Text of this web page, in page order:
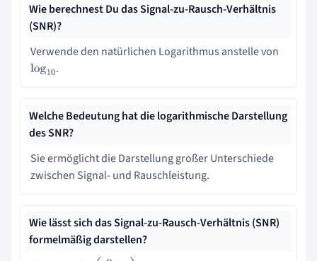
Wie berechnest Du das Signal-zu-Rausch-Verhältnis
(SNR)?
Verwende den natürlichen Logarithmus anstelle von
log10.
Welche Bedeutung hat die logarithmische Darstellung
des SNR?
Sie ermöglicht die Darstellung großer Unterschiede
zwischen Signal- und Rauschleistung.
Wie lässt sich das Signal-zu-Rausch-Verhältnis (SNR)
formelmäßig darstellen?